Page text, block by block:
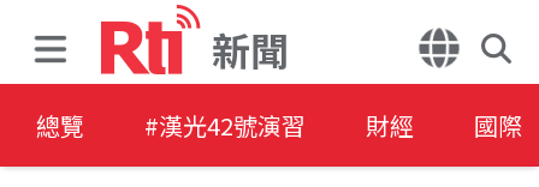
新聞
總覽 #漢光42號演習 財經 國際